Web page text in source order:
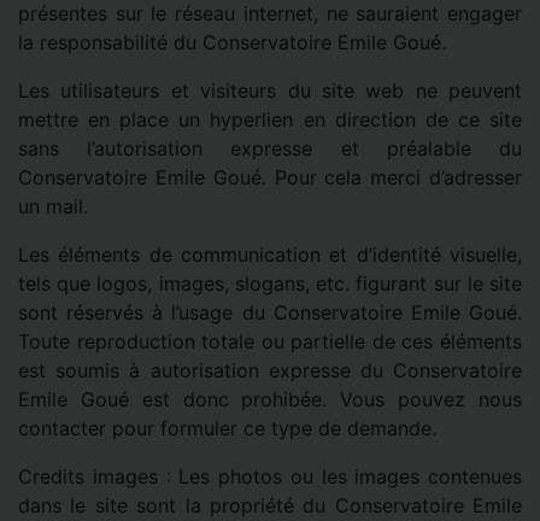
présentes sur le réseau internet, ne sauraient engager
la responsabilité du Conservatoire Emile Goué.
Les utilisateurs et visiteurs du site web ne peuvent
mettre en place un hyperlien en direction de ce site
sans l’autorisation expresse et préalable du
Conservatoire Emile Goué. Pour cela merci d’adresser
un mail.
Les éléments de communication et d’identité visuelle,
tels que logos, images, slogans, etc. figurant sur le site
sont réservés à l’usage du Conservatoire Emile Goué.
Toute reproduction totale ou partielle de ces éléments
est soumis à autorisation expresse du Conservatoire
Emile Goué est donc prohibée. Vous pouvez nous
contacter pour formuler ce type de demande.
Credits images : Les photos ou les images contenues
dans le site sont la propriété du Conservatoire Emile